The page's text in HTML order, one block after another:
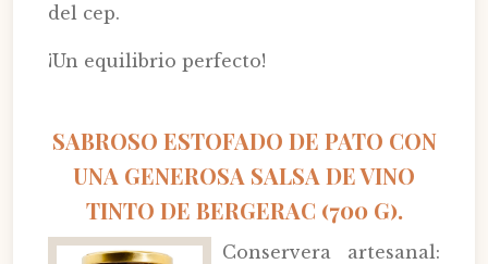
del cep.
¡Un equilibrio perfecto!
SABROSO ESTOFADO DE PATO CON
UNA GENEROSA SALSA DE VINO
TINTO DE BERGERAC (700 G).
Conservera artesanal: